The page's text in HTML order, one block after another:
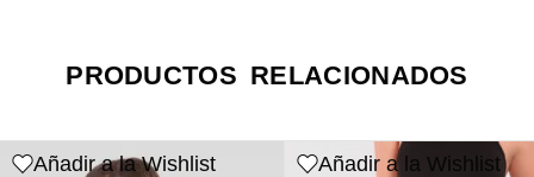
PRODUCTOS RELACIONADOS
Añadir a la Wishlist
Añadir a la Wishlist